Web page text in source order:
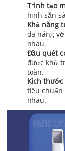
Trình tạo
hình sẵn
Khả năng
đa năng
nhau.
Đầu quét
được khử
toàn.
Kích thước
tiêu chuẩn
nhau.